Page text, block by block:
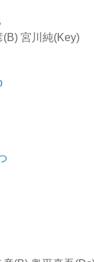
宮川純(Key)